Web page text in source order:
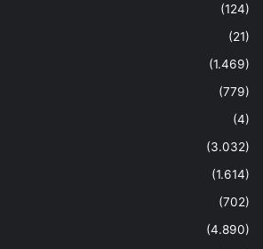
(124)
(21)
(1.469)
(779)
(4)
(3.032)
(1.614)
(702)
(4.890)